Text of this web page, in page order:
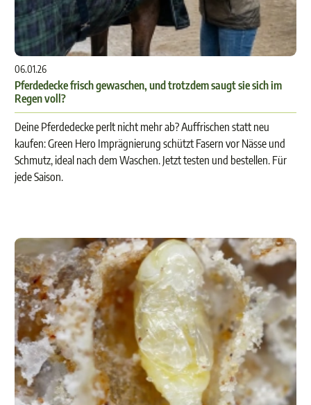
06.01.26
Pferdedecke frisch gewaschen, und trotzdem saugt sie sich im
Regen voll?
Deine Pferdedecke perlt nicht mehr ab? Auffrischen statt neu
kaufen: Green Hero Imprägnierung schützt Fasern vor Nässe und
Schmutz, ideal nach dem Waschen. Jetzt testen und bestellen. Für
jede Saison.